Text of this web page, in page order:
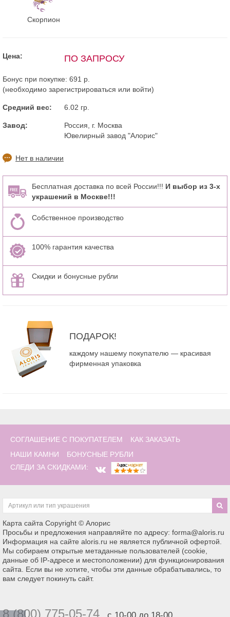
Скорпион
Цена: ПО ЗАПРОСУ
Бонус при покупке: 691 р.
(необходимо зарегистрироваться или войти)
Средний вес: 6.02 гр.
Завод:
Россия, г. Москва
Ювелирный завод "Алорис"
Нет в наличии
Бесплатная доставка по всей России!!! И выбор из 3-х
украшений в Москве!!!
Собственное производство
100% гарантия качества
Скидки и бонусные рубли
ПОДАРОК!
каждому нашему покупателю — красивая
фирменная упаковка
СОГЛАШЕНИЕ С ПОКУПАТЕЛЕМ
КАК ЗАКАЗАТЬ
НАШИ КАМНИ
БОНУСНЫЕ РУБЛИ
СЛЕДИ ЗА СКИДКАМИ:
Карта сайта Copyright © Алорис
Просьбы и предложения направляйте по адресу: forma@aloris.ru
Информация на сайте aloris.ru не является публичной офертой.
Мы собираем открытые метаданные пользователей (cookie,
данные об IP-адресе и местоположении) для функционирования
сайта. Если вы не хотите, чтобы эти данные обрабатывались, то
вам следует покинуть сайт.
8 (800) 775-05-74